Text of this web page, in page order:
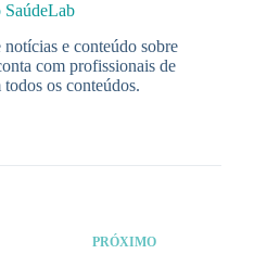
SaúdeLab
e conteúdo sobre
com profissionais de
os conteúdos.
PRÓXIMO